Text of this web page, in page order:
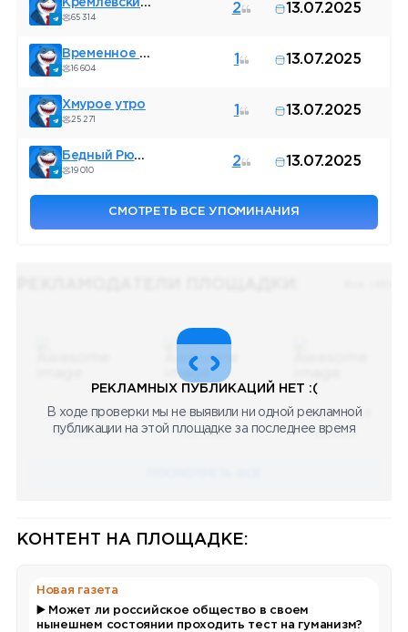
Кремлёвский безБашенник
65 314
2 13.07.2025
Временное правительство 2.0
16 604
1 13.07.2025
Хмурое утро
25 271
1 13.07.2025
Бедный Рюрик
19 010
2 13.07.2025
СМОТРЕТЬ ВСЕ УПОМИНАНИЯ
08.05.2023
Научный
08.05.2023
Научный
08.05.2023
Научный
РЕКЛАМНЫХ ПУБЛИКАЦИЙ НЕТ :(
В ходе проверки мы не выявили ни одной рекламной
публикации на этой площадке за последнее время
КОНТЕНТ НА ПЛОЩАДКЕ:
Новая газета
▶️ Может ли российское общество в своем
нынешнем состоянии проходить тест на гуманизм?